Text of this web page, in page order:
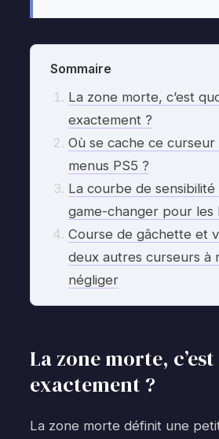
Sommaire
La zone morte, c’est
exactement ?
Où se cache ce curseur
menus PS5 ?
La courbe de sensibilité
game-changer pour les
Course de gâchette et
deux autres curseurs à
négliger
La zone morte,
exactement ?
La zone morte définit une